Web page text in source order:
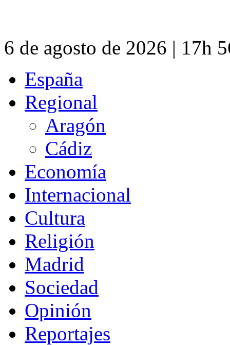
6 de agosto de 2026 | 17h
España
Regional
Aragón
Cádiz
Economía
Internacional
Cultura
Religión
Madrid
Sociedad
Opinión
Reportajes